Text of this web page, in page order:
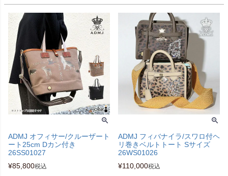
ADMJ オフィサー/クルーザート
ート25cm Dカン付き
26SS01027
¥85,800税込
ADMJ フィバナイラ/スワロ付ヘ
リ巻きベルトトート Sサイズ
26WS01026
¥110,000税込